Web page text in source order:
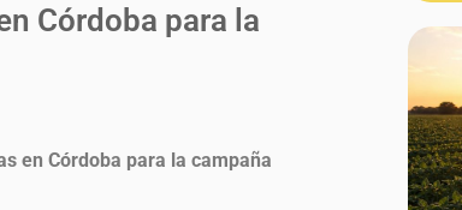
Córdoba para la
en Córdoba para la campaña